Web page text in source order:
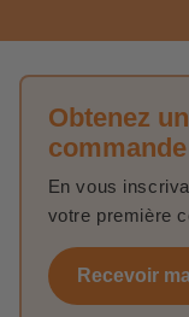
Obtenez
commande
En vous
votre première
Recevoir